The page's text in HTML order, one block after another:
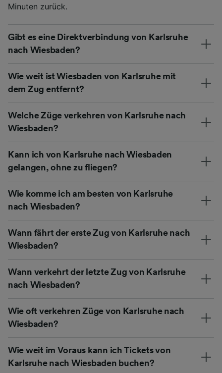
Minuten zurück.
Gibt es eine Direktverbindung von Karlsruhe
nach Wiesbaden?
Wie weit ist Wiesbaden von Karlsruhe mit
dem Zug entfernt?
Welche Züge verkehren von Karlsruhe nach
Wiesbaden?
Kann ich von Karlsruhe nach Wiesbaden
gelangen, ohne zu fliegen?
Wie komme ich am besten von Karlsruhe
nach Wiesbaden?
Wann fährt der erste Zug von Karlsruhe nach
Wiesbaden?
Wann verkehrt der letzte Zug von Karlsruhe
nach Wiesbaden?
Wie oft verkehren Züge von Karlsruhe nach
Wiesbaden?
Wie weit im Voraus kann ich Tickets von
Karlsruhe nach Wiesbaden buchen?